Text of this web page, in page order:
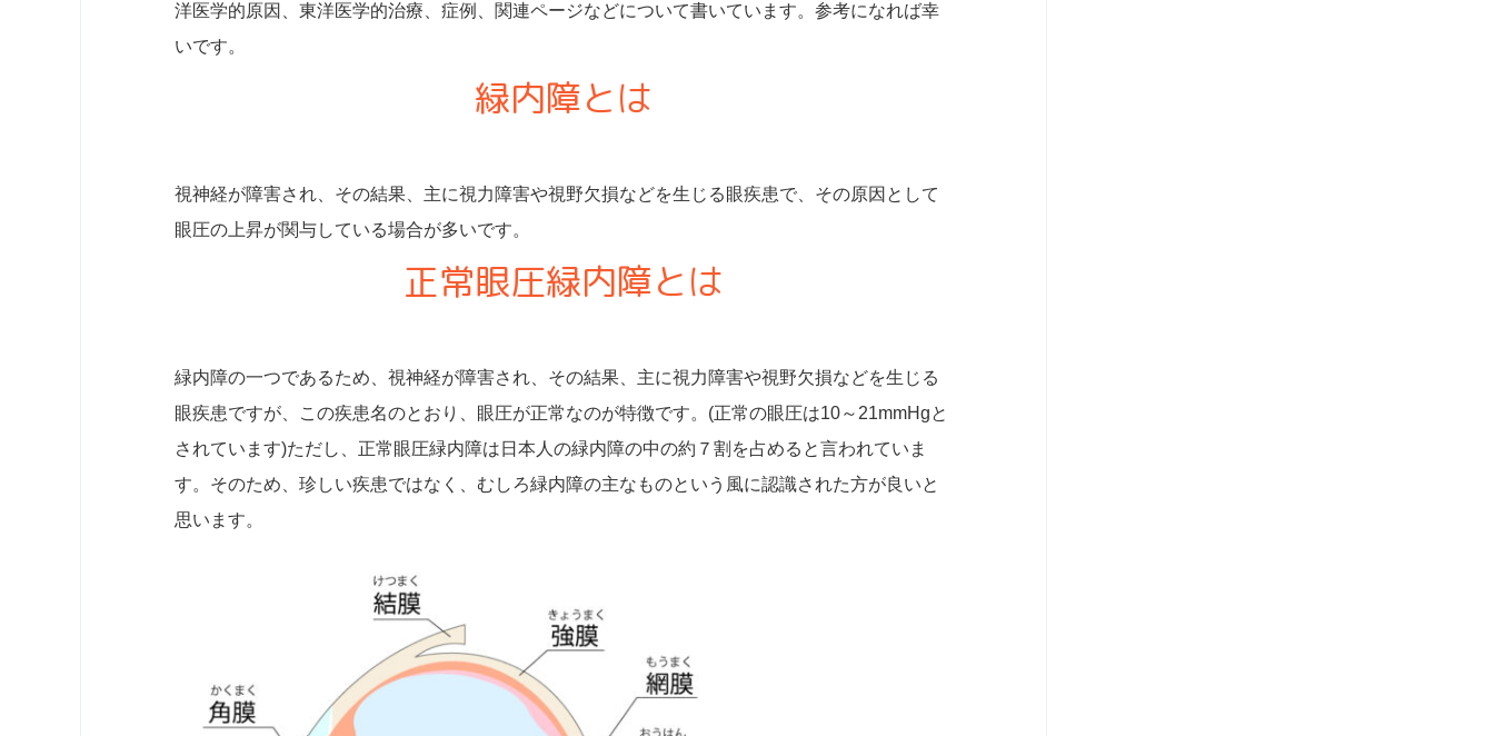
洋医学的原因、東洋医学的治療、症例、関連ページなどについて書いています。参考になれば幸
いです。
緑内障とは
視神経が障害され、その結果、主に視力障害や視野欠損などを生じる眼疾患で、その原因として
眼圧の上昇が関与している場合が多いです。
正常眼圧緑内障とは
緑内障の一つであるため、視神経が障害され、その結果、主に視力障害や視野欠損などを生じる
眼疾患ですが、この疾患名のとおり、眼圧が正常なのが特徴です。(正常の眼圧は10～21mmHgと
されています)ただし、正常眼圧緑内障は日本人の緑内障の中の約７割を占めると言われていま
す。そのため、珍しい疾患ではなく、むしろ緑内障の主なものという風に認識された方が良いと
思います。